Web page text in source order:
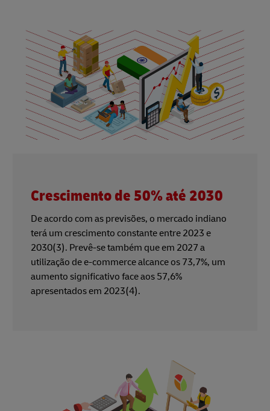
Crescimento de 50% até 2030
De acordo com as previsões, o mercado indiano
terá um crescimento constante entre 2023 e
2030(3). Prevê-se também que em 2027 a
utilização de e-commerce alcance os 73,7%, um
aumento significativo face aos 57,6%
apresentados em 2023(4).